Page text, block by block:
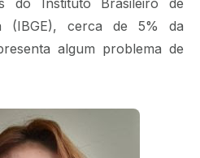
do Instituto Brasileiro de
(IBGE), cerca de 5% da
algum problema de